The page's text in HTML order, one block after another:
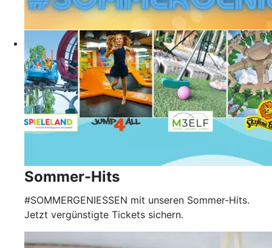
Sommer-Hits
#SOMMERGENIESSEN mit unseren Sommer-Hits.
Jetzt vergünstigte Tickets sichern.